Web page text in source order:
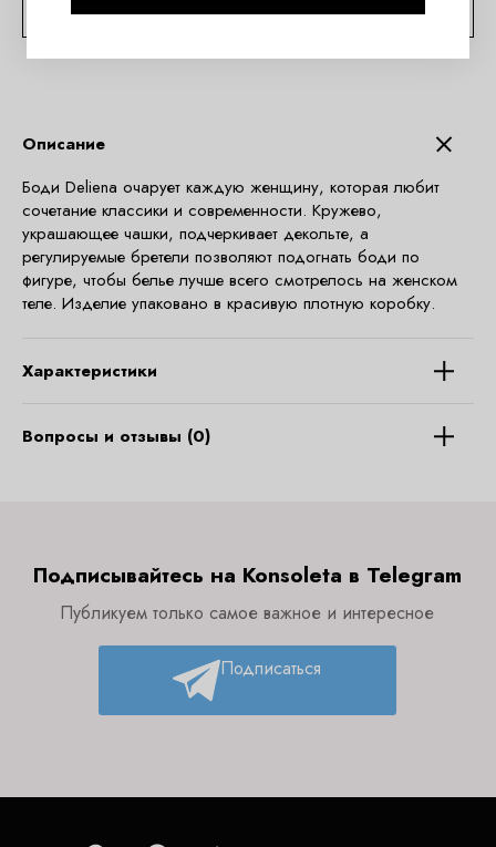
КОНСУЛЬТАЦИЯ ПО TELEGRAM
Описание
Боди Deliena очарует каждую женщину, которая любит
сочетание классики и современности. Кружево,
украшающее чашки, подчеркивает декольте, а
регулируемые бретели позволяют подогнать боди по
фигуре, чтобы белье лучше всего смотрелось на женском
теле. Изделие упаковано в красивую плотную коробку.
Характеристики
Вопросы и отзывы (0)
Подписывайтесь на Konsoleta в Telegram
Публикуем только самое важное и интересное
Подписаться